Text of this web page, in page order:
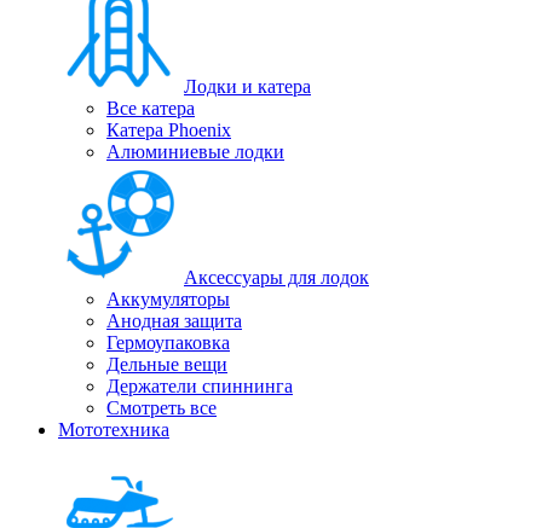
Лодки и катера
Все катера
Катера Phoenix
Алюминиевые лодки
Аксессуары для лодок
Аккумуляторы
Анодная защита
Гермоупаковка
Дельные вещи
Держатели спиннинга
Смотреть все
Мототехника